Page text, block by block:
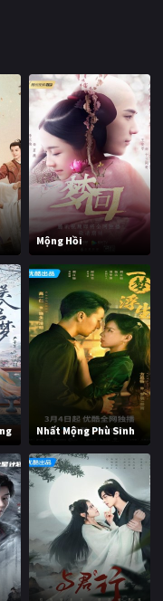
Mộng Hồi
Nhất Mộng Phù Sinh